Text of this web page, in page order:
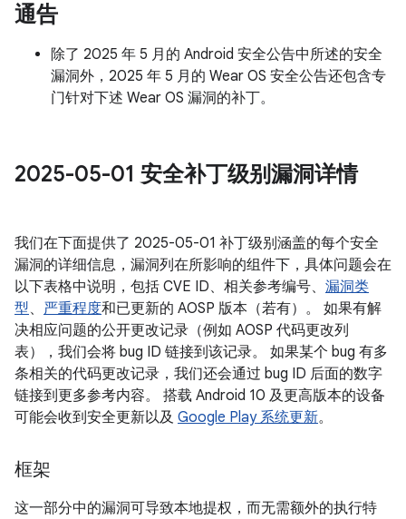
通告
除了 2025 年 5 月的 Android 安全公告中所述的安全
漏洞外，2025 年 5 月的 Wear OS 安全公告还包含专
门针对下述 Wear OS 漏洞的补丁。
2025-05-01 安全补丁级别漏洞详情
我们在下面提供了 2025-05-01 补丁级别涵盖的每个安全
漏洞的详细信息，漏洞列在所影响的组件下，具体问题会在
以下表格中说明，包括 CVE ID、相关参考编号、 漏洞类
型、 严重程度和已更新的 AOSP 版本（若有）。 如果有解
决相应问题的公开更改记录（例如 AOSP 代码更改列
表），我们会将 bug ID 链接到该记录。 如果某个 bug 有多
条相关的代码更改记录，我们还会通过 bug ID 后面的数字
链接到更多参考内容。 搭载 Android 10 及更高版本的设备
可能会收到安全更新以及 Google Play 系统更新。
框架
这一部分中的漏洞可导致本地提权，而无需额外的执行特